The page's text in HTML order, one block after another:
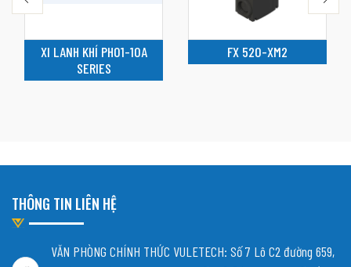
XI LANH KHÍ PH01-10A
SERIES
FX 520-XM2
THÔNG TIN LIÊN HỆ
VĂN PHÒNG CHÍNH THỨC VULETECH: Số 7 Lô C2 đường 659,